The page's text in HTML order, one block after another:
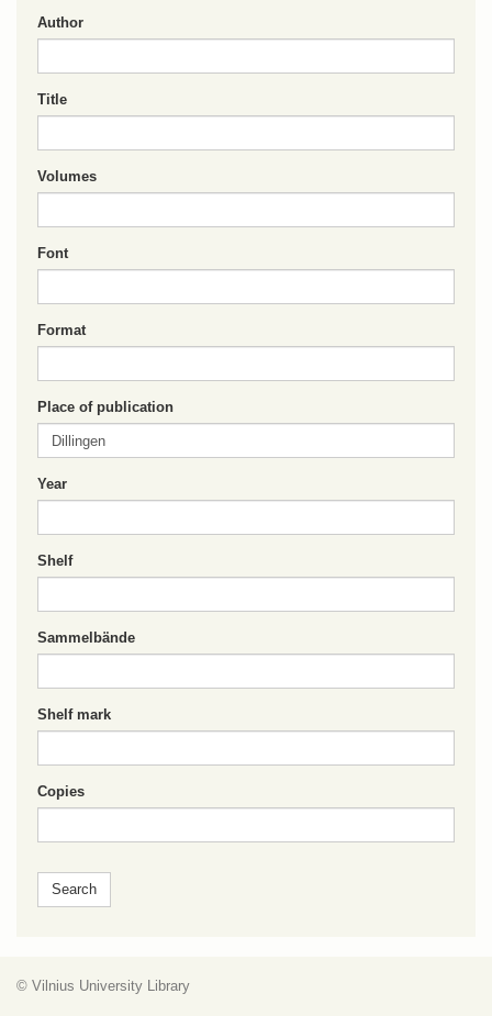
Author
Title
Volumes
Font
Format
Place of publication
Year
Shelf
Sammelbände
Shelf mark
Copies
© Vilnius University Library